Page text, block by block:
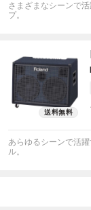
さまざまなシーンで
プ。
あらゆるシーンで活
ル。